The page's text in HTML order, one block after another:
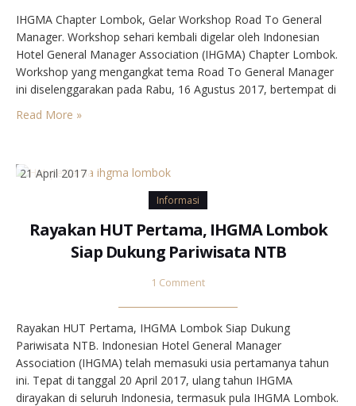
IHGMA Chapter Lombok, Gelar Workshop Road To General
Manager. Workshop sehari kembali digelar oleh Indonesian
Hotel General Manager Association (IHGMA) Chapter Lombok.
Workshop yang mengangkat tema Road To General Manager
ini diselenggarakan pada Rabu, 16 Agustus 2017, bertempat di
Bapak Irmansjah Madewa, CHA, yang merupakan pendiri
Read More »
21 April 2017
Informasi
Rayakan HUT Pertama, IHGMA Lombok
Siap Dukung Pariwisata NTB
1 Comment
Rayakan HUT Pertama, IHGMA Lombok Siap Dukung
Pariwisata NTB. Indonesian Hotel General Manager
Association (IHGMA) telah memasuki usia pertamanya tahun
ini. Tepat di tanggal 20 April 2017, ulang tahun IHGMA
dirayakan di seluruh Indonesia, termasuk pula IHGMA Lombok.